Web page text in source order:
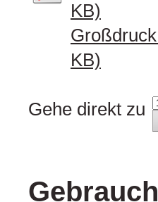
KB)
KB)
Gehe direkt zu